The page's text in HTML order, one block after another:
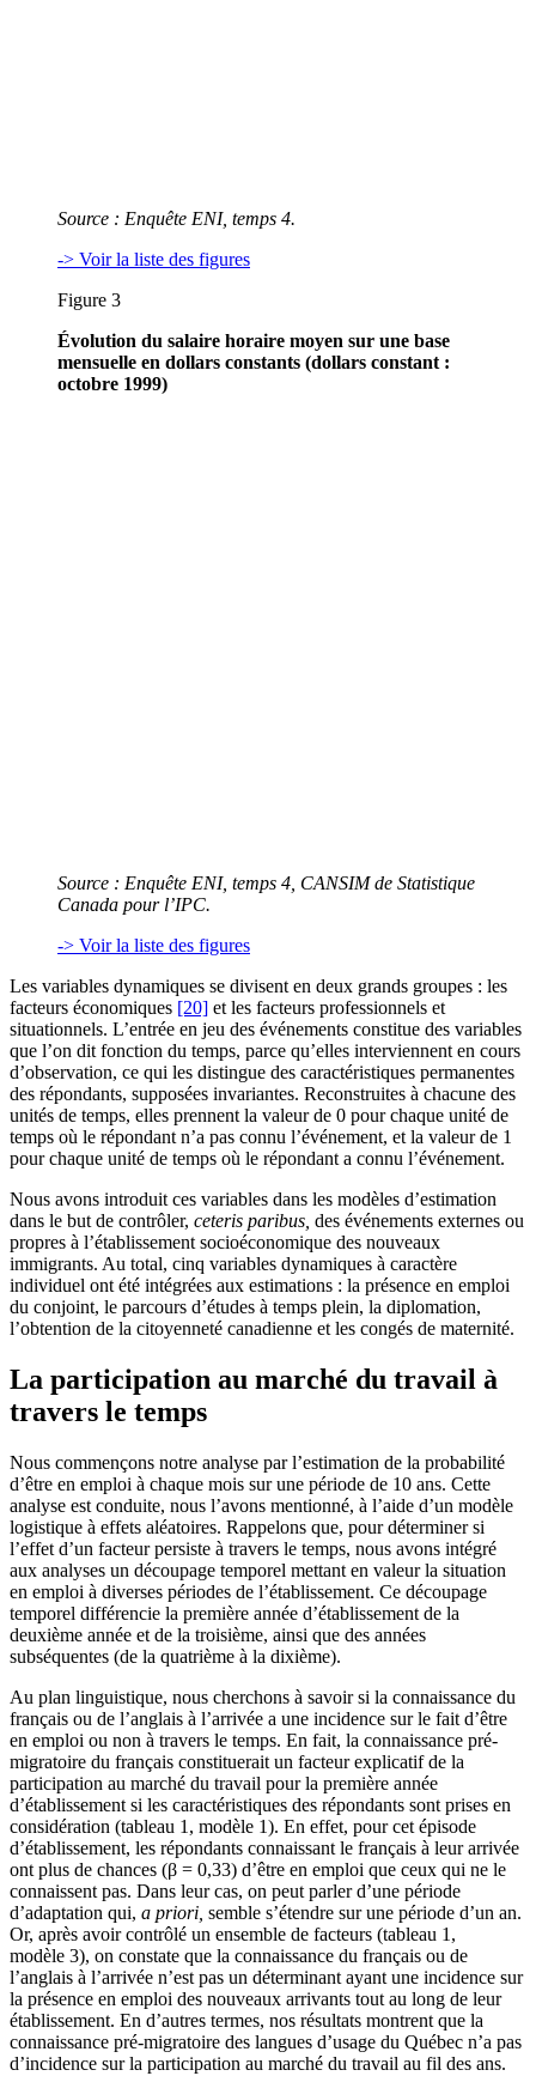
Source : Enquête ENI, temps 4.
-> Voir la liste des figures
Figure 3
Évolution du salaire horaire moyen sur une base
mensuelle en dollars constants (dollars constant :
octobre 1999)
Source : Enquête ENI, temps 4, CANSIM de Statistique
Canada pour l’IPC.
-> Voir la liste des figures
Les variables dynamiques se divisent en deux grands groupes : les
facteurs économiques [20] et les facteurs professionnels et
situationnels. L’entrée en jeu des événements constitue des variables
que l’on dit fonction du temps, parce qu’elles interviennent en cours
d’observation, ce qui les distingue des caractéristiques permanentes
des répondants, supposées invariantes. Reconstruites à chacune des
unités de temps, elles prennent la valeur de 0 pour chaque unité de
temps où le répondant n’a pas connu l’événement, et la valeur de 1
pour chaque unité de temps où le répondant a connu l’événement.
Nous avons introduit ces variables dans les modèles d’estimation
dans le but de contrôler, ceteris paribus, des événements externes ou
propres à l’établissement socioéconomique des nouveaux
immigrants. Au total, cinq variables dynamiques à caractère
individuel ont été intégrées aux estimations : la présence en emploi
du conjoint, le parcours d’études à temps plein, la diplomation,
l’obtention de la citoyenneté canadienne et les congés de maternité.
La participation au marché du travail à
travers le temps
Nous commençons notre analyse par l’estimation de la probabilité
d’être en emploi à chaque mois sur une période de 10 ans. Cette
analyse est conduite, nous l’avons mentionné, à l’aide d’un modèle
logistique à effets aléatoires. Rappelons que, pour déterminer si
l’effet d’un facteur persiste à travers le temps, nous avons intégré
aux analyses un découpage temporel mettant en valeur la situation
en emploi à diverses périodes de l’établissement. Ce découpage
temporel différencie la première année d’établissement de la
deuxième année et de la troisième, ainsi que des années
subséquentes (de la quatrième à la dixième).
Au plan linguistique, nous cherchons à savoir si la connaissance du
français ou de l’anglais à l’arrivée a une incidence sur le fait d’être
en emploi ou non à travers le temps. En fait, la connaissance pré-
migratoire du français constituerait un facteur explicatif de la
participation au marché du travail pour la première année
d’établissement si les caractéristiques des répondants sont prises en
considération (tableau 1, modèle 1). En effet, pour cet épisode
d’établissement, les répondants connaissant le français à leur arrivée
ont plus de chances (β = 0,33) d’être en emploi que ceux qui ne le
connaissent pas. Dans leur cas, on peut parler d’une période
d’adaptation qui, a priori, semble s’étendre sur une période d’un an.
Or, après avoir contrôlé un ensemble de facteurs (tableau 1,
modèle 3), on constate que la connaissance du français ou de
l’anglais à l’arrivée n’est pas un déterminant ayant une incidence sur
la présence en emploi des nouveaux arrivants tout au long de leur
établissement. En d’autres termes, nos résultats montrent que la
connaissance pré-migratoire des langues d’usage du Québec n’a pas
d’incidence sur la participation au marché du travail au fil des ans.